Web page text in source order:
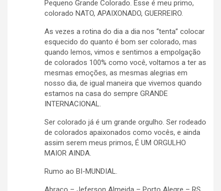
Pequeno Grande Colorado. Esse é meu primo,
colorado NATO, APAIXONADO, GUERREIRO.
As vezes a rotina do dia a dia nos “tenta” colocar
esquecido do quanto é bom ser colorado, mas
quando lemos, vimos e sentimos a empolgação
de colorados 100% como você, voltamos a ter as
mesmas emoções, as mesmas alegrias em
nosso dia, de igual maneira que vivemos quando
estamos na casa do sempre GRANDE
INTERNACIONAL.
Ser colorado já é um grande orgulho. Ser rodeado
de colorados apaixonados como vocês, e ainda
assim serem meus primos, É UM ORGULHO
MAIOR AINDA.
Rumo ao BI-MUNDIAL.